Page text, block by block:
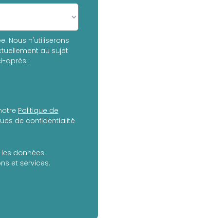
Nous n'utiliserons
au sujet
après :
Politique de
de confidentialité
données
et services.